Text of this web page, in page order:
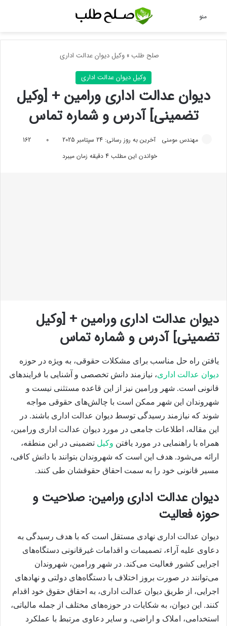
منو
صلح طلب » وکیل دیوان عدالت اداری
وکیل دیوان عدالت اداری
دیوان عدالت اداری ورامین + [وکیل
تضمینی] آدرس و شماره تماس
مهندس مومنی آخرین به روز رسانی: 24 سپتامبر 2025 0
162
خواندن این مطلب 4 دقیقه زمان میبرد
دیوان عدالت اداری ورامین + [وکیل
تضمینی] آدرس و شماره تماس
یافتن راه حل مناسب برای مشکلات حقوقی، به ویژه در حوزه
دیوان عدالت اداری، نیازمند دانش تخصصی و آشنایی با فرایندهای
قانونی است. شهر ورامین نیز از این قاعده مستثنی نیست و
شهروندان این شهر ممکن است با چالش‌های حقوقی مواجه
شوند که نیازمند رسیدگی توسط دیوان عدالت اداری باشند. در
این مقاله، اطلاعات جامعی در مورد دیوان عدالت اداری ورامین،
همراه با راهنمایی در مورد یافتن وکیل تضمینی در این منطقه،
ارائه می‌شود. هدف این است که شهروندان بتوانند با دانش کافی،
مسیر قانونی خود را به سمت احقاق حقوقشان طی کنند.
دیوان عدالت اداری ورامین: صلاحیت و
حوزه فعالیت
دیوان عدالت اداری نهادی مستقل است که با هدف رسیدگی به
دعاوی علیه آراء، تصمیمات و اقدامات غیرقانونی دستگاه‌های
اجرایی کشور فعالیت می‌کند. در شهر ورامین، شهروندان
می‌توانند در صورت بروز اختلاف با دستگاه‌های دولتی و نهادهای
اجرایی، از طریق دیوان عدالت اداری، به احقاق حقوق خود اقدام
کنند. این دیوان، به شکایات در حوزه‌های مختلف از جمله مالیاتی،
استخدامی، املاک و اراضی، و سایر دعاوی مرتبط با عملکرد